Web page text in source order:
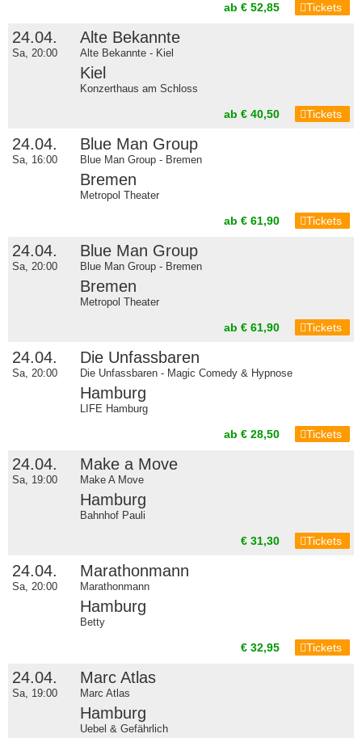
ab € 52,85 Tickets
24.04.
Sa, 20:00
Alte Bekannte
Alte Bekannte - Kiel
Kiel
Konzerthaus am Schloss
ab € 40,50 Tickets
24.04.
Sa, 16:00
Blue Man Group
Blue Man Group - Bremen
Bremen
Metropol Theater
ab € 61,90 Tickets
24.04.
Sa, 20:00
Blue Man Group
Blue Man Group - Bremen
Bremen
Metropol Theater
ab € 61,90 Tickets
24.04.
Sa, 20:00
Die Unfassbaren
Die Unfassbaren - Magic Comedy & Hypnose
Hamburg
LIFE Hamburg
ab € 28,50 Tickets
24.04.
Sa, 19:00
Make a Move
Make A Move
Hamburg
Bahnhof Pauli
€ 31,30 Tickets
24.04.
Sa, 20:00
Marathonmann
Marathonmann
Hamburg
Betty
€ 32,95 Tickets
24.04.
Sa, 19:00
Marc Atlas
Marc Atlas
Hamburg
Uebel & Gefährlich